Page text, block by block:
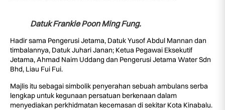
Datuk Frankie Poon Ming Fung.
Hadir sama Pengerusi Jetama, Datuk Yusof Abdul Mannan dan
timbalannya, Datuk Juhari Janan; Ketua Pegawai Eksekutif
Jetama, Ahmad Naim Uddang dan Pengerusi Jetama Water Sdn
Bhd, Liau Fui Fui.
Majlis itu sebagai simbolik penyerahan sebuah ambulans serba
lengkap untuk kegunaan persatuan berkenaan dalam
menyediakan perkhidmatan kecemasan di sekitar Kota Kinabalu.